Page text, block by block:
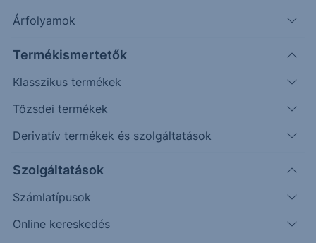
Árfolyamok
Termékismertetők
Klasszikus termékek
Tőzsdei termékek
Derivatív termékek és szolgáltatások
Szolgáltatások
Számlatípusok
Online kereskedés
Napos